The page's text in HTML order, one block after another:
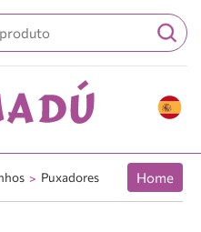
Puxadores Home